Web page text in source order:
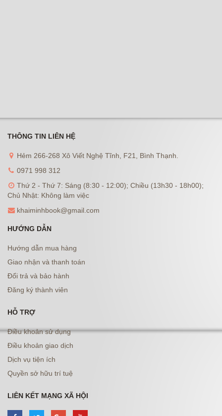
THÔNG TIN LIÊN HỆ
Hẻm 266-268 Xô Viết Nghệ Tĩnh, F21, Bình Thạnh.
0971 998 312
Thứ 2 - Thứ 7: Sáng (8:30 - 12:00); Chiều (13h30 - 18h00);
Chủ Nhật: Không làm việc
khaiminhbook@gmail.com
HƯỚNG DẪN
Hướng dẫn mua hàng
Giao nhận và thanh toán
Đổi trả và bảo hành
Đăng ký thành viên
HỖ TRỢ
Điều khoản sử dụng
Điều khoản giao dịch
Dịch vụ tiện ích
Quyền sở hữu trí tuệ
LIÊN KẾT MẠNG XÃ HỘI